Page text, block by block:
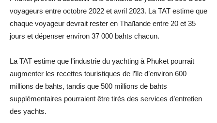
voyageurs entre octobre 2022 et avril 2023. La TAT estime que
chaque voyageur devrait rester en Thaïlande entre 20 et 35
jours et dépenser environ 37 000 bahts chacun.
La TAT estime que l’industrie du yachting à Phuket pourrait
augmenter les recettes touristiques de l’île d’environ 600
millions de bahts, tandis que 500 millions de bahts
supplémentaires pourraient être tirés des services d’entretien
des yachts.